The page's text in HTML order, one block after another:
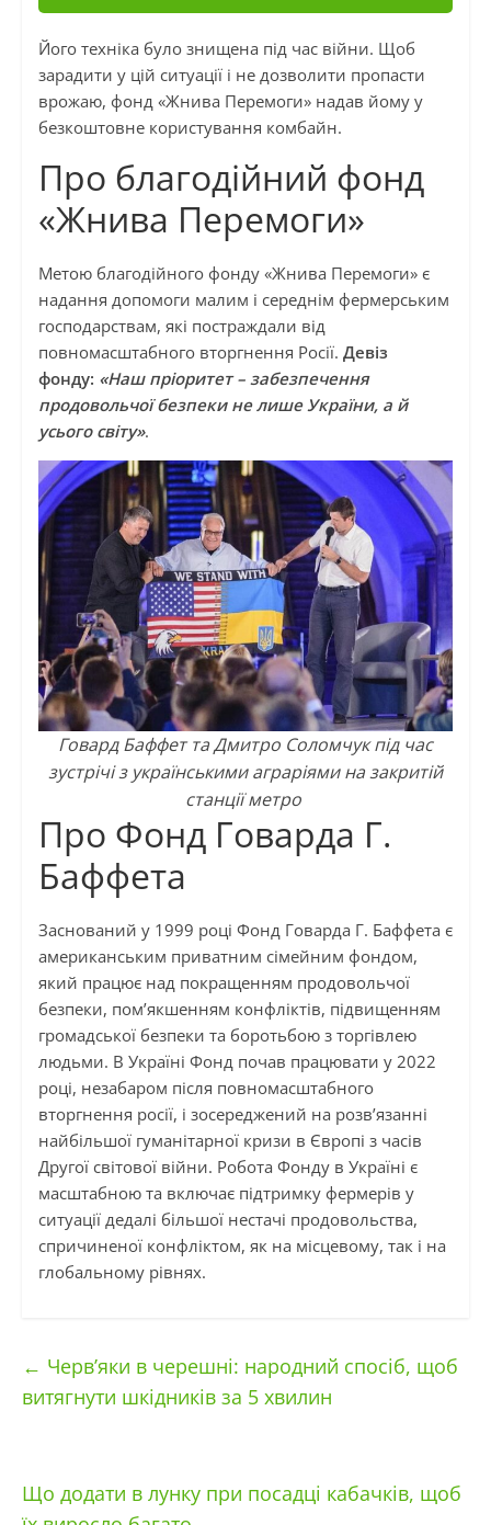
Його техніка було знищена під час війни. Щоб
зарадити у цій ситуації і не дозволити пропасти
врожаю, фонд «Жнива Перемоги» надав йому у
безкоштовне користування комбайн.
Про благодійний фонд
«Жнива Перемоги»
Метою благодійного фонду «Жнива Перемоги» є
надання допомоги малим і середнім фермерським
господарствам, які постраждали від
повномасштабного вторгнення Росії. Девіз
фонду: «Наш пріоритет – забезпечення
продовольчої безпеки не лише України, а й
усього світу».
Говард Баффет та Дмитро Соломчук під час
зустрічі з українськими аграріями на закритій
станції метро
Про Фонд Говарда Г.
Баффета
Заснований у 1999 році Фонд Говарда Г. Баффета є
американським приватним сімейним фондом,
який працює над покращенням продовольчої
безпеки, пом’якшенням конфліктів, підвищенням
громадської безпеки та боротьбою з торгівлею
людьми. В Україні Фонд почав працювати у 2022
році, незабаром після повномасштабного
вторгнення росії, і зосереджений на розв’язанні
найбільшої гуманітарної кризи в Європі з часів
Другої світової війни. Робота Фонду в Україні є
масштабною та включає підтримку фермерів у
ситуації дедалі більшої нестачі продовольства,
спричиненої конфліктом, як на місцевому, так і на
глобальному рівнях.
← Черв’яки в черешні: народний спосіб, щоб
витягнути шкідників за 5 хвилин
Що додати в лунку при посадці кабачків, щоб